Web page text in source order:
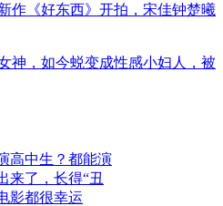
作《好东西》开拍，宋佳钟楚曦
神，如今蜕变成性感小妇人，被
高中生？都能演
来了，长得“丑
影都很幸运